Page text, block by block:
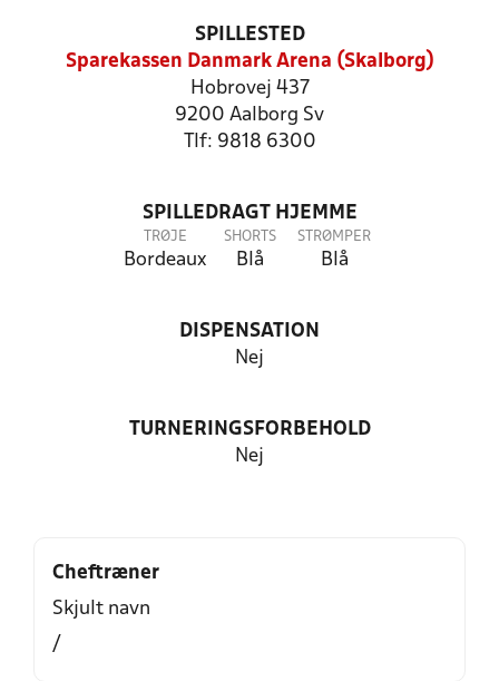
SPILLESTED
Sparekassen Danmark Arena (Skalborg)
Hobrovej 437
9200 Aalborg Sv
Tlf: 9818 6300
SPILLEDRAGT HJEMME
TRØJE
Bordeaux
SHORTS
Blå
STRØMPER
Blå
DISPENSATION
Nej
TURNERINGSFORBEHOLD
Nej
Cheftræner
Skjult navn
/